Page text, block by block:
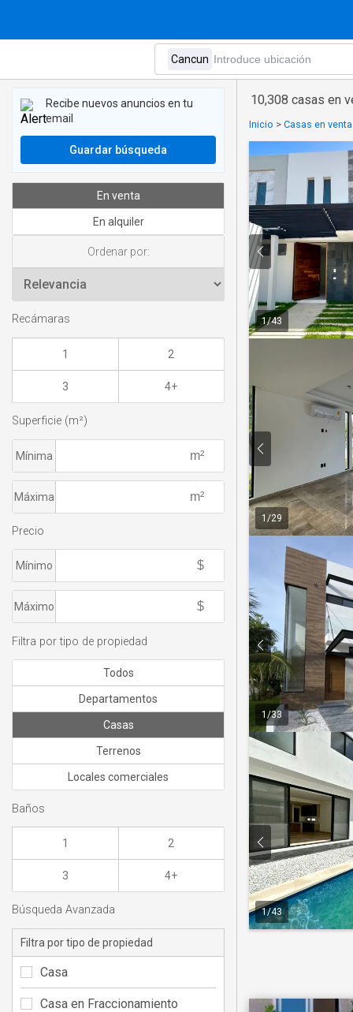
10,308 casas en
Inicio > Casas en
1/43
1 /29
1 /33
1/43
Recibe nuevos anuncios en tu
email
Guardar búsqueda
En venta
En alquiler
Ordenar por:
Recámaras
1 2
3 4+
Superficie (m²)
Mínima
Máxima
Precio
Mínimo
Máximo
Filtra por tipo de propiedad
Todos
Departamentos
Casas
Terrenos
Locales comerciales
Baños
1 2
3 4+
Búsqueda Avanzada
Filtra por tipo de propiedad
Casa
Casa en Fraccionamiento